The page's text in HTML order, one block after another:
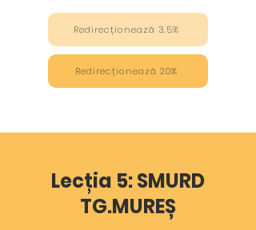
Redirecționează 3,5%
Redirecționează 20%
Lecția 5:SMURD
TG.MUREȘ